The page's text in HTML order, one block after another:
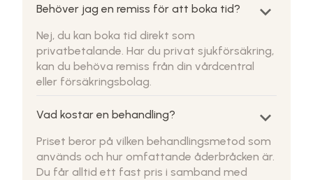
Behöver jag en remiss för att boka tid? keyboard_arrow_down
Nej, du kan boka tid direkt som
privatbetalande. Har du privat sjukförsäkring,
kan du behöva remiss från din vårdcentral
eller försäkringsbolag.
Vad kostar en behandling? keyboard_arrow_down
Priset beror på vilken behandlingsmetod som
används och hur omfattande åderbråcken är.
Du får alltid ett fast pris i samband med